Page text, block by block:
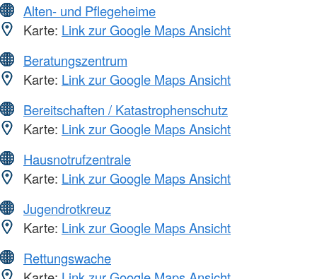
Alten- und Pflegeheime
Karte: Link zur Google Maps Ansicht
Beratungszentrum
Karte: Link zur Google Maps Ansicht
Bereitschaften / Katastrophenschutz
Karte: Link zur Google Maps Ansicht
Hausnotrufzentrale
Karte: Link zur Google Maps Ansicht
Jugendrotkreuz
Karte: Link zur Google Maps Ansicht
Rettungswache